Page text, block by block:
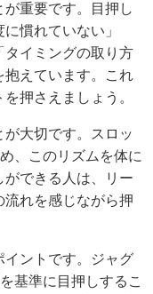
重要です。目押し
慣れていない」
タイミングの取り方
抱えています。これ
押さえましょう。
大切です。スロッ
、このリズムを体に
できる人は、リー
流れを感じながら押
イントです。ジャグ
基準に目押しするこ